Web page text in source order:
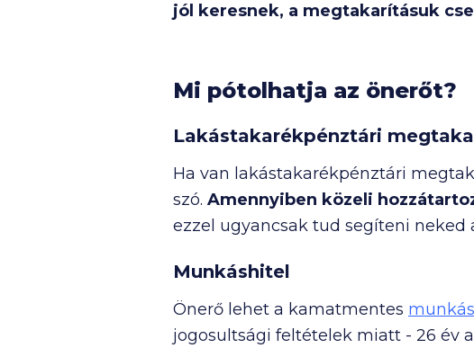
jól keresnek, a megtakarításuk
Mi pótolhatja az önerőt?
Lakástakarékpénztári
Ha van lakástakarékpénztári
szó. Amennyiben közeli
ezzel ugyancsak tud segíteni neked
Munkáshitel
Önerő lehet a kamatmentes
jogosultsági feltételek miatt - 26 év